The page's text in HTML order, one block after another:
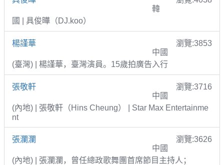
韓
國 | 具俊曄（DJ.koo）
楊謹華
瀏覽:3853
中國
(臺灣) | 楊謹華，臺灣演員。15歲拍廣告入行
張敬軒
瀏覽:3716
中國
(內地) | 張敬軒（Hins Cheung） | Star Max Entertainme
nt
張瀾瀾
瀏覽:3626
中國
(內地) | 張瀾瀾，曾任總政歌舞團首席節目主持人；